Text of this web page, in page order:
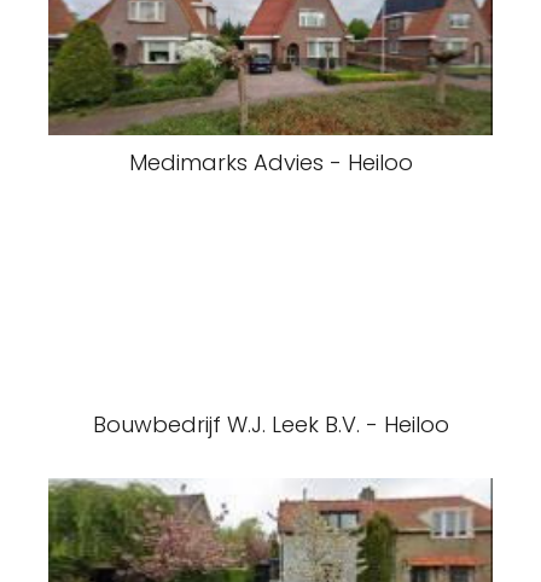
Medimarks Advies - Heiloo
Bouwbedrijf W.J. Leek B.V. - Heiloo